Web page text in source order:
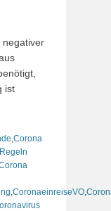
negativer
ist
Corona
CoronaeinreiseVO